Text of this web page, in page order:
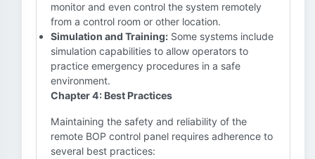
monitor and even control the system remotely
from a control room or other location.
Simulation and Training: Some systems include
simulation capabilities to allow operators to
practice emergency procedures in a safe
environment.
Chapter 4: Best Practices
Maintaining the safety and reliability of the
remote BOP control panel requires adherence to
several best practices: